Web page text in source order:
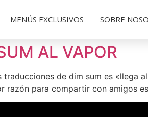
MENÚS EXCLUSIVOS SOBRE
AL VAPOR
traducciones de dim sum es «llega
razón para compartir con amigos